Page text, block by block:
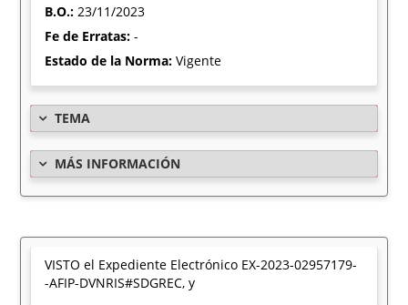
B.O.:23/11/2023
Fe de Erratas:-
Estado de la Norma:Vigente
TEMA
MÁS INFORMACIÓN
VISTO el Expediente Electrónico EX-2023-02957179-
-AFIP-DVNRIS#SDGREC, y